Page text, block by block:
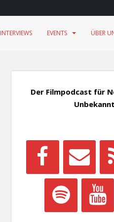
INTERVIEWS EVENTS ÜBER
Der Filmpodcast für